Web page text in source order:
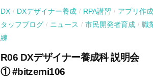
DX / DXデザイナー養成 / RPA講習 / アプリ作成
タッフブログ / ニュース / 市民開発者育成 / 職
練
R06 DXデザイナー養成科 説明会
① #bitzemi106